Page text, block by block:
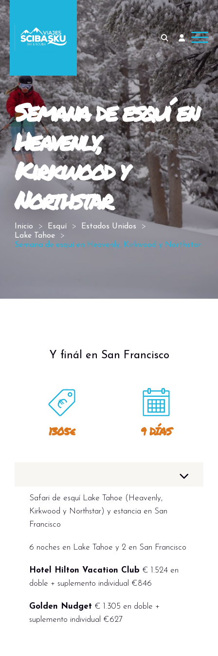
Semana de esquí en
Heavenly,
Kirkwood y
Northstar
Inicio Esquí
Estados Unidos
Lake Tahoe
Semana de esquí en Heavenly, Kirkwood y Northstar
Y finál en San Francisco
1305€ 9 DÍAS
Safari de esquí Lake Tahoe (Heavenly,
Kirkwood y Northstar) y estancia en San
Francisco
6 noches en Lake Tahoe y 2 en San Francisco
Hotel Hilton Vacation Club € 1.524 en
doble + suplemento individual €846
Golden Nudget € 1.305 en doble +
suplemento individual €627